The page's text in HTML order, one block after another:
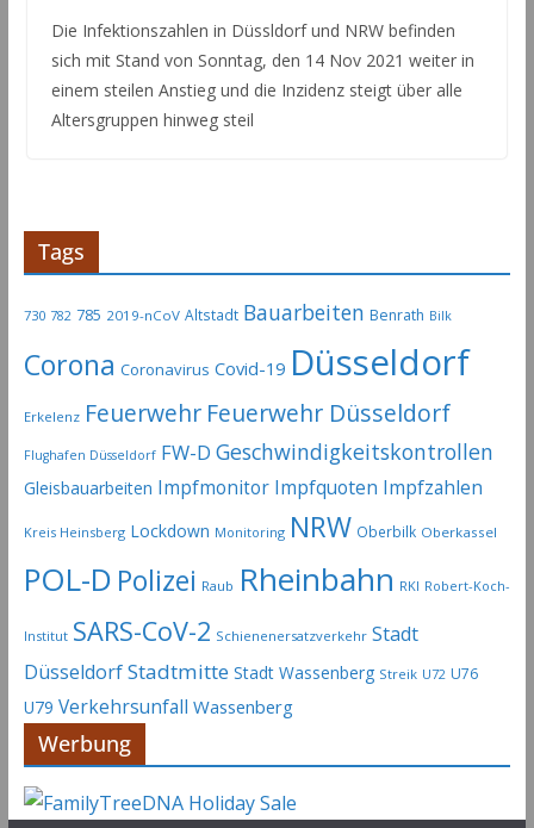
Die Infektionszahlen in Düssldorf und NRW befinden
sich mit Stand von Sonntag, den 14 Nov 2021 weiter in
einem steilen Anstieg und die Inzidenz steigt über alle
Altersgruppen hinweg steil
Tags
730 782 785 2019-nCoV Altstadt Bauarbeiten Benrath Bilk
Corona Coronavirus Covid-19 Düsseldorf
Erkelenz Feuerwehr Feuerwehr Düsseldorf
Flughafen Düsseldorf FW-D Geschwindigkeitskontrollen
Gleisbauarbeiten Impfmonitor Impfquoten Impfzahlen
Kreis Heinsberg Lockdown Monitoring NRW Oberbilk Oberkassel
POL-D Polizei Raub Rheinbahn RKI Robert-Koch-
Institut SARS-CoV-2 Schienenersatzverkehr Stadt
DüsseldorfStadtmitte Stadt Wassenberg Streik U72 U76
U79 Verkehrsunfall Wassenberg
Werbung